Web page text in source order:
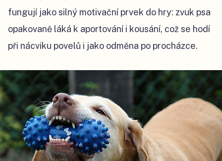
fungují jako silný motivační prvek do hry: zvuk psa
opakovaně láká k aportování i kousání, což se hodí
při nácviku povelů i jako odměna po procházce.